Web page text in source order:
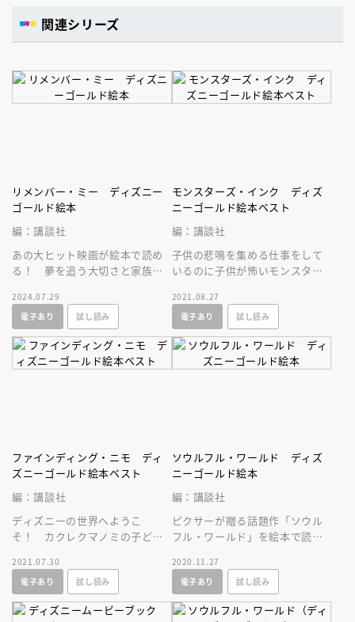
関連シリーズ
リメンバー・ミー ディズニー
ゴールド絵本
編：講談社
あの大ヒット映画が絵本で読め
る！ 夢を追う大切さと家族の
も、はじめての一人読みにもお
すすめ！
2024.07.29
電子あり
試し読み
モンスターズ・インク ディズ
ニーゴールド絵本ベスト
編：講談社
子供の悲鳴を集める仕事をして
いるのに子供が怖いモンスタ
らの所に人間の子どもが紛れ込
んじゃった！
2021.08.27
電子あり
試し読み
ファインディング・ニモ ディ
ズニーゴールド絵本ベスト
編：講談社
ディズニーの世界へようこ
そ！ カクレクマノミの子ど
の愛の物語。子どもとの大切な
時間に。
2021.07.30
電子あり
試し読み
ソウルフル・ワールド ディズ
ニーゴールド絵本
編：講談社
ピクサーが贈る話題作「ソウル
フル・ワールド」を絵本で読も
の本当の幸せとは？心温まる感
動ストーリー
2020.11.27
電子あり
試し読み